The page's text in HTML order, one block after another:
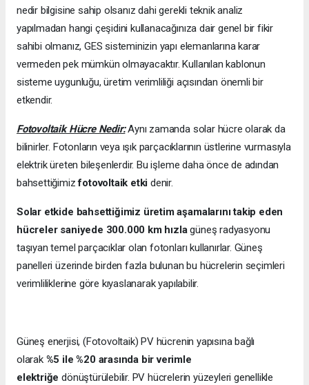
nedir bilgisine sahip olsanız dahi gerekli teknik analiz
yapılmadan hangi çeşidini kullanacağınıza dair genel bir fikir
sahibi olmanız, GES sisteminizin yapı elemanlarına karar
vermeden pek mümkün olmayacaktır. Kullanılan kablonun
sisteme uygunluğu, üretim verimliliği açısından önemli bir
etkendir.
Fotovoltaik Hücre Nedir:Aynı zamanda solar hücre olarak da
bilinirler. Fotonların veya ışık parçacıklarının üstlerine vurmasıyla
elektrik üreten bileşenlerdir. Bu işleme daha önce de adından
bahsettiğimizfotovoltaik etkidenir.
Solar etkide bahsettiğimiz üretim aşamalarını takip eden
hücreler saniyede 300.000 km hızlagüneş radyasyonu
taşıyan temel parçacıklar olan fotonları kullanırlar. Güneş
panelleri üzerinde birden fazla bulunan bu hücrelerin seçimleri
verimliliklerine göre kıyaslanarak yapılabilir.
Güneş enerjisi, (Fotovoltaik) PV hücrenin yapısına bağlı
olarak %5 ile %20 arasında bir verimle
elektriğedönüştürülebilir. PV hücrelerin yüzeyleri genellikle